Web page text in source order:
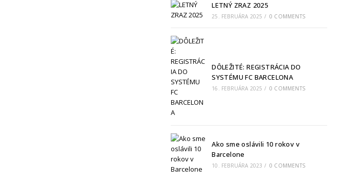
LETNÝ ZRAZ 2025
25. FEBRUÁRA 2025 / 0 COMMENTS
DÔLEŽITÉ: REGISTRÁCIA DO
SYSTÉMU FC BARCELONA
16. FEBRUÁRA 2025 / 0 COMMENTS
Ako sme oslávili 10 rokov v
Barcelone
10. FEBRUÁRA 2023 / 0 COMMENTS